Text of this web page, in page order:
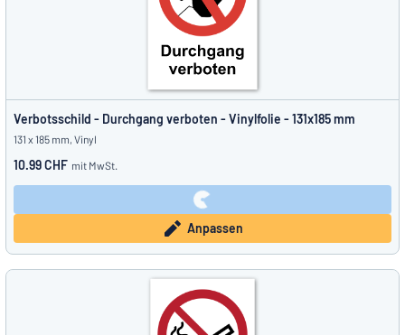
Verbotsschild - Durchgang verboten - Vinylfolie - 131x185 mm
131 x 185 mm, Vinyl
10.99 CHF mit MwSt.
Anpassen